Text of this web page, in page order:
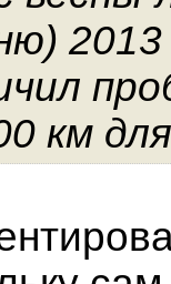
км